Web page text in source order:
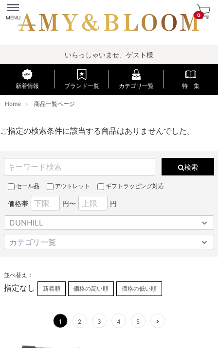
Menu
MENU 0
いらっしゃいませ、ゲスト様
新着情報 ブランド一覧 カテゴリ一覧 特 集
Home 商品一覧ページ
ご指定の検索条件に該当する商品はありませんでした。
検索
セール品 アウトレット ギフトラッピング対応
価格帯 円〜 円
並べ替え：
指定なし 新着順 価格の高い順 価格の低い順
1 2 3 4 5